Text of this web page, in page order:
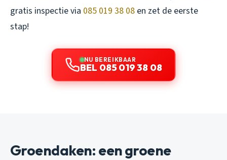
gratis inspectie via 085 019 38 08 en zet de eerste
stap!
NU BEREIKBAAR
BEL 085 019 38 08
Groendaken: een groene